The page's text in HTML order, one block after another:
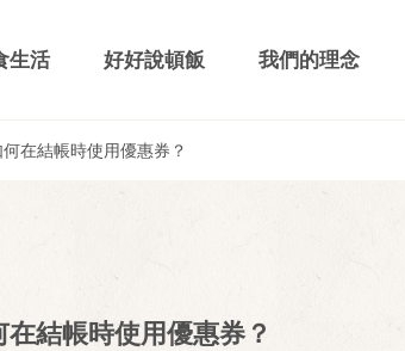
生活 好好說頓飯 我們的理念
在結帳時使用優惠券？
結帳時使用優惠券？